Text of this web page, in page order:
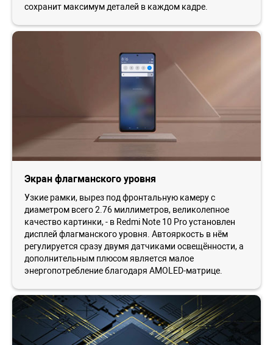
сохранит максимум деталей в каждом кадре.
Экран флагманского уровня
Узкие рамки, вырез под фронтальную камеру с
диаметром всего 2.76 миллиметров, великолепное
качество картинки, - в Redmi Note 10 Pro установлен
дисплей флагманского уровня. Автояркость в нём
регулируется сразу двумя датчиками освещённости, а
дополнительным плюсом является малое
энергопотребление благодаря AMOLED-матрице.